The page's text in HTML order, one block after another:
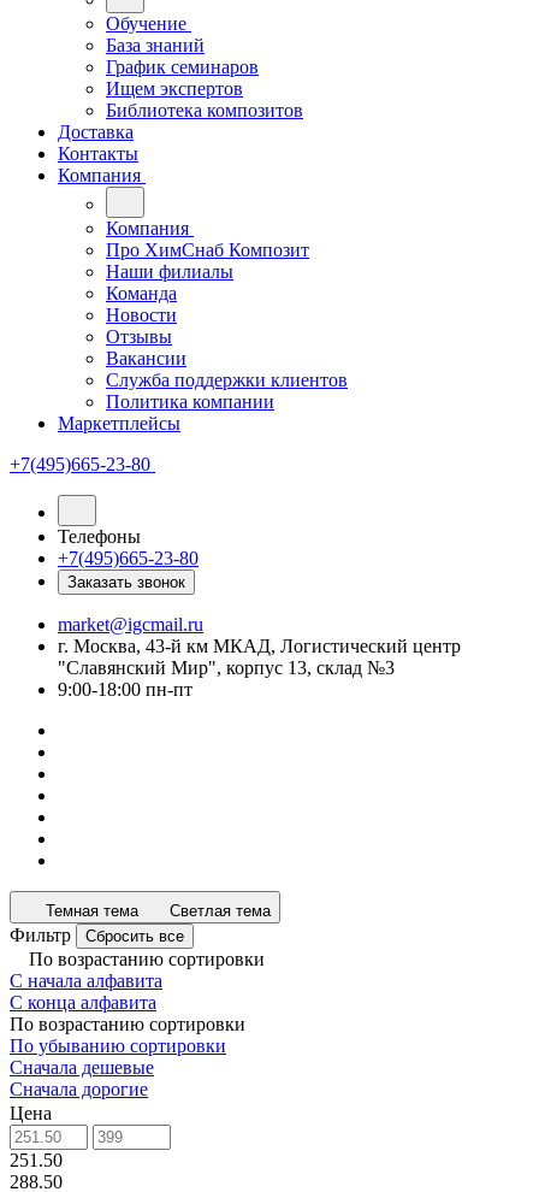
Обучение
База знаний
График семинаров
Ищем экспертов
Библиотека композитов
Доставка
Контакты
Компания
Компания
Про ХимСнаб Композит
Наши филиалы
Команда
Новости
Отзывы
Вакансии
Служба поддержки клиентов
Политика компании
Маркетплейсы
+7(495)665-23-80
Телефоны
+7(495)665-23-80
Заказать звонок
market@igcmail.ru
г. Москва, 43-й км МКАД, Логистический центр
"Славянский Мир", корпус 13, склад №3
9:00-18:00 пн-пт
Темная тема Светлая тема
Фильтр Сбросить все
По возрастанию сортировки
С начала алфавита
С конца алфавита
По возрастанию сортировки
По убыванию сортировки
Сначала дешевые
Сначала дорогие
Цена
251.50
288.50